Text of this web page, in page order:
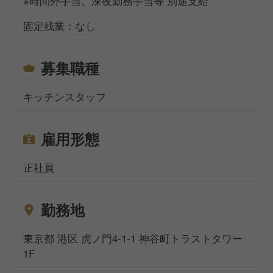
固定残業：なし
募集職種
キッチンスタッフ
雇用形態
正社員
勤務地
東京都 港区 虎ノ門4-1-1 神谷町トラストタワー
1F